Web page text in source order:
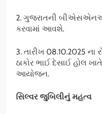
2. ગુજરાતની
કરવામાં આવશે.
3. તારીખ 08.10.2025 ના
ઠાકોર ભાઈ દેસાઈ હોલ
આયોજન.
સિલ્વર જુબિલીનું મહત્વ